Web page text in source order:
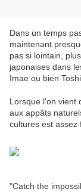
Dans un temps
maintenant
pas si lointain,
japonaises dans
Imae ou bien
Lorsque l'on vient
aux appâts
cultures est assez
"Catch the